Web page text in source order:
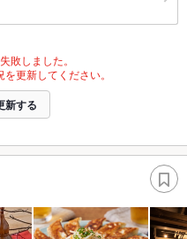
敗しました。
更新してください。
新する